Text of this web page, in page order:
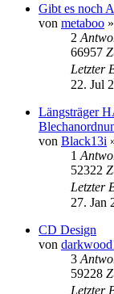
Gibt es noch
von metaboo »
2
66957
Letzter
22. Jul
Längsträger
von Black13i
1
52322
Letzter
27. Jan
CD Design
von
3
59228
Letzter